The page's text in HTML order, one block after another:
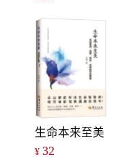
生命本来至美
¥ 32